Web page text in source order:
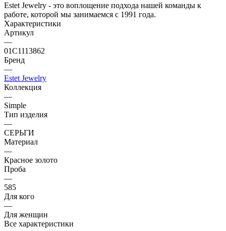
Estet Jewelry - это воплощение подхода нашей команды к
работе, которой мы занимаемся с 1991 года.
Характеристики
Артикул
—
01С1113862
Бренд
—
Estet Jewelry
Коллекция
—
Simple
Тип изделия
—
СЕРЬГИ
Материал
—
Красное золото
Проба
—
585
Для кого
—
Для женщин
Все характеристики